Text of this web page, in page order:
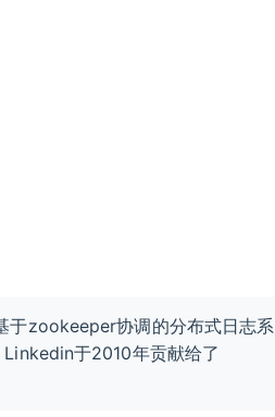
于zookeeper协调的分布式日志系
于2010年贡献给了